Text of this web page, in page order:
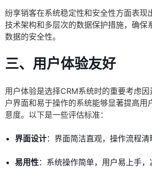
纷享销客在系统稳定性和安全性方面表现
技术架构和多层次的数据保护措施，确保
数据的安全性。
三、用户体验友好
用户体验是选择CRM系统时的重要考虑因
户界面和易于操作的系统能够显著提高用
意度。以下是一些评估标准：
界面设计：界面简洁直观，操作流程清
易用性：系统操作简单，用户易上手，